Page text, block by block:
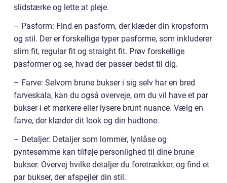
slidstærke og lette at pleje.
– Pasform: Find en pasform, der klæder din kropsform
og stil. Der er forskellige typer pasforme, som inkluderer
slim fit, regular fit og straight fit. Prøv forskellige
pasformer og se, hvad der passer bedst til dig.
– Farve: Selvom brune bukser i sig selv har en bred
farveskala, kan du også overveje, om du vil have et par
bukser i et mørkere eller lysere brunt nuance. Vælg en
farve, der klæder dit look og din hudtone.
– Detaljer: Detaljer som lommer, lynlåse og
pyntesømme kan tilføje personlighed til dine brune
bukser. Overvej hvilke detaljer du foretrækker, og find et
par bukser, der afspejler din stil.